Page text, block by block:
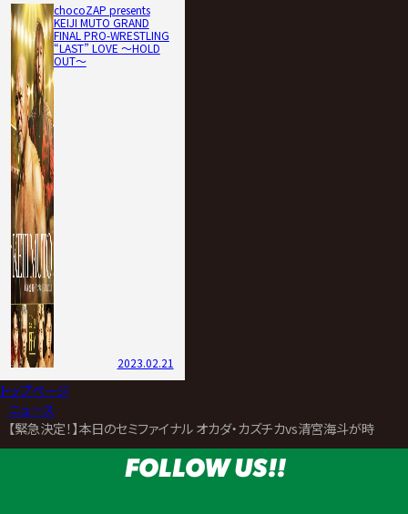
chocoZAP presents
KEIJI MUTO GRAND
FINAL PRO-WRESTLING
“LAST” LOVE ～HOLD
OUT～
2023.02.21
トップページ
ニュース
【緊急決定！】本日のセミファイナル オカダ・カズチカvs清宮海斗が時間無
FOLLOW US!!